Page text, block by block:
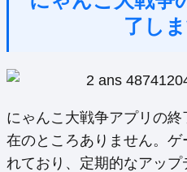
了し
にゃんこ大戦争アプリの
在のところありません。
れており、定期的なアッ